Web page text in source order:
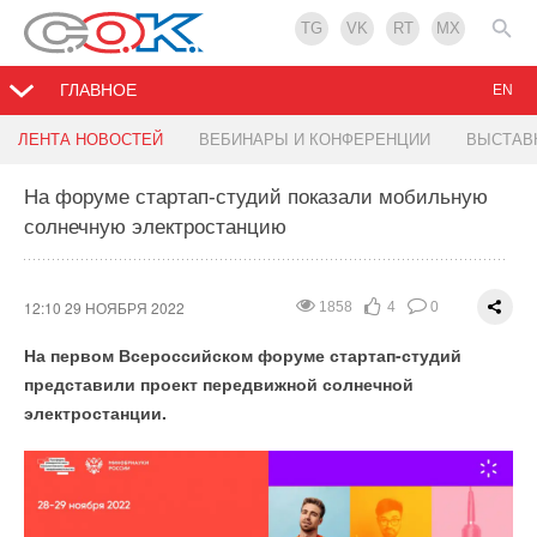
TG VK RT MX
ГЛАВНОЕ
ЛЕНТА НОВОСТЕЙ ВЕБИНАРЫ И КОНФЕРЕНЦИИ
EN
На форуме стартап-студий показали мобильную
солнечную электростанцию
1858 4 0
12:10 29 НОЯБРЯ 2022
На первом Всероссийском форуме стартап-студий
представили проект передвижной солнечной
электростанции.
Лучшие проекты: «Умная котельная с удаленным
12:02 29 НОЯБРЯ 2022
Установленная мощность ВИЭ в Китае достигла
12:00 29 НОЯБРЯ 2022
Дизельные генераторы в Якутии заменят на
11:57 29 НОЯБРЯ 2022
Жилой комплекс Dream Towers признан самым
11:57 29 НОЯБРЯ 2022